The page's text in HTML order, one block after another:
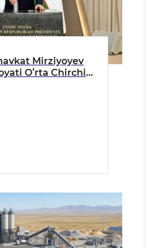
Mirziyoyev
Oʻrta Chirchiq
pullik muqobil
qurilishiga